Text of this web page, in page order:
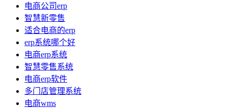
电商公司erp
智慧新零售
适合电商的erp
erp系统哪个好
电商erp系统
智慧零售系统
电商erp软件
多门店管理系统
电商wms